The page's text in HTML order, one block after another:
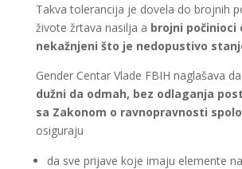
Takva tolerancija je dovela do brojnih
živote žrtava nasilja a brojni počinioci
nekažnjeni što je nedopustivo
Gender Centar Vlade FBIH naglašava
dužni da odmah, bez odlaganja
sa Zakonom o ravnopravnosti
osiguraju
da sve prijave koje imaju elemente